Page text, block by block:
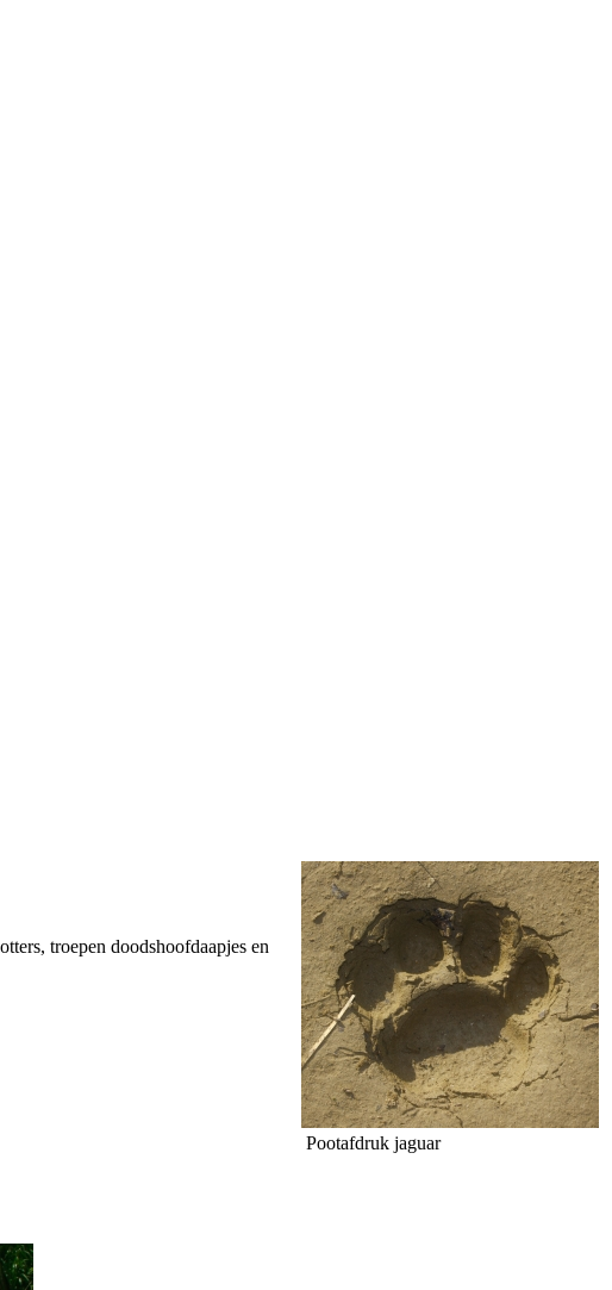
troepen doodshoofdaapjes en
Pootafdruk jaguar